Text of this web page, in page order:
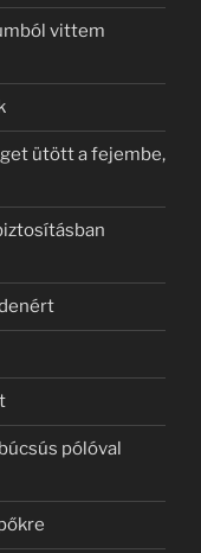
vittem
ütött a fejembe,
pólóval